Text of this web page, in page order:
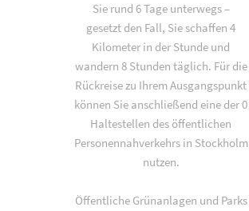
Sie rund 6 Tage unterwegs –
gesetzt den Fall, Sie schaffen 4
Kilometer in der Stunde und
wandern 8 Stunden täglich. Für die
Rückreise zu Ihrem Ausgangspunkt
können Sie anschließend eine der 0
Haltestellen des öffentlichen
Personennahverkehrs in Stockholm
nutzen.
Öffentliche Grünanlagen und Parks